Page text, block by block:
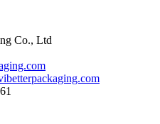
Co., Ltd